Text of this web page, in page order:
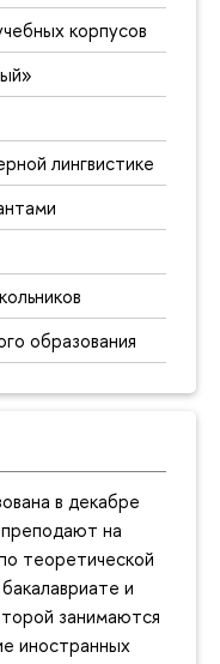
корпусов
лингвистике
образования
в декабре
на
теоретической
и
занимаются
иностранных